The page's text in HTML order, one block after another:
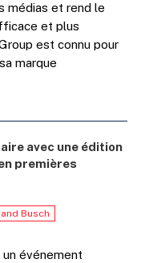
médias et rend le
et plus
est connu pour
marque
avec une édition
premières
Busch
un événement